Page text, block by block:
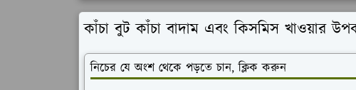
কাঁচা বুট কাঁচা বাদাম এবং কিসমিস খাওয়ার
নিচের যে অংশ থেকে পড়তে চান, ক্লিক করুন